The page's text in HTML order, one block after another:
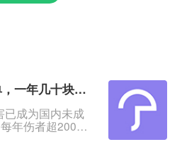
2026年少儿意外险榜单，一年几十块搞定孩子意外保障
已成为国内未成
年伤者超2000